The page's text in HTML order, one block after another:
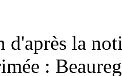
d'après la
: